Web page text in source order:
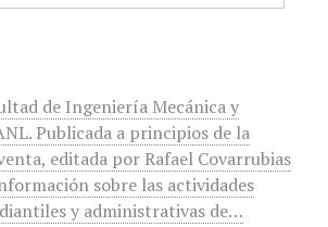
de Ingeniería Mecánica y
Publicada a principios de la
editada por Rafael Covarrubias
sobre las actividades
y administrativas de…